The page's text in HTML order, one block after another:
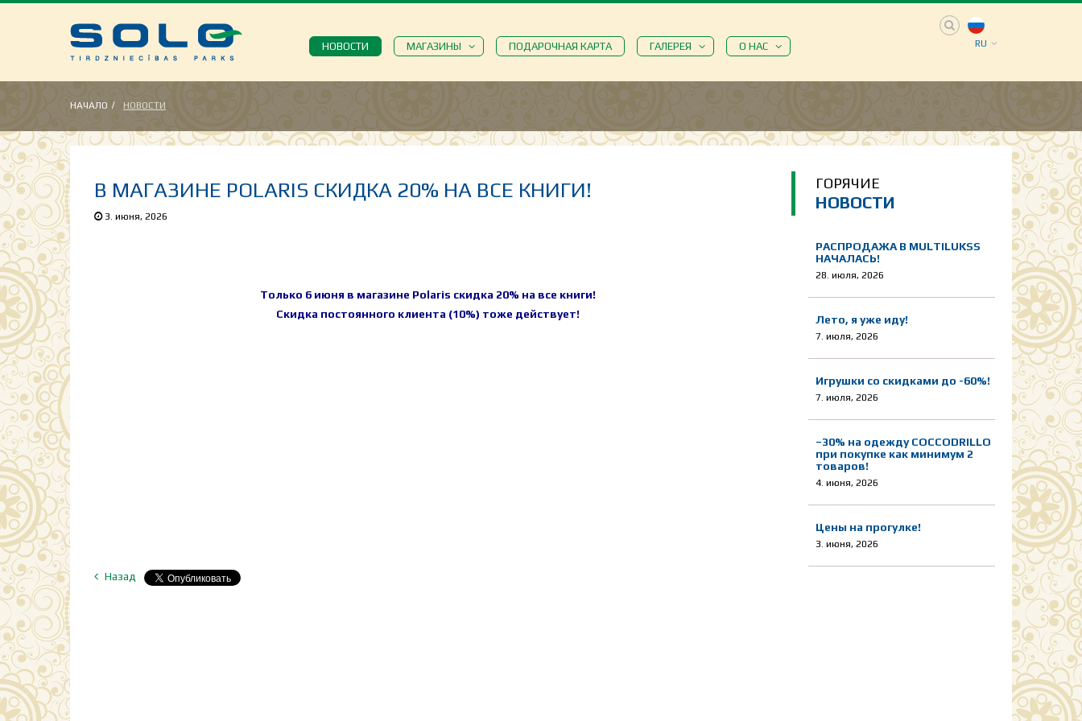
НОВОСТИ МАГАЗИНЫ ПОДАРОЧНАЯ КАРТА ГАЛЕРЕЯ О НАС RU
НАЧАЛО НОВОСТИ
В МАГАЗИНЕ POLARIS СКИДКА 20% НА ВСЕ КНИГИ!
3. июня, 2026
Только 6 июня в магазине Polaris скидка 20% на все книги!
Скидка постоянного клиента (10%) тоже действует!
ГОРЯЧИЕ
НОВОСТИ
РАСПРОДАЖА В MULTILUKSS
НАЧАЛАСЬ!
28. июля, 2026
Лето, я уже иду!
7. июля, 2026
Игрушки со скидками до -60%!
7. июля, 2026
–30% на одежду COCCODRILLO
при покупке как минимум 2
товаров!
4. июня, 2026
Цены на прогулке!
3. июня, 2026
Назад